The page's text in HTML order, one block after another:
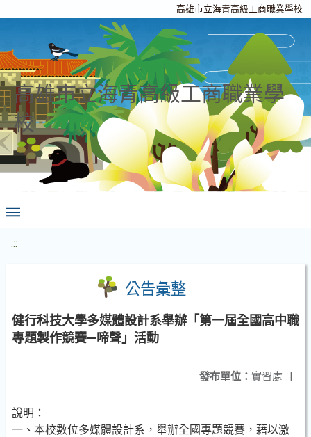
高雄市立海青高級工商職業學校
高雄市立海青高級工商職業學
校
:::
公告彙整
健行科技大學多媒體設計系舉辦「第一屆全國高中職
專題製作競賽—啼聲」活動
發布單位： 實習處 |
說明：
一、本校數位多媒體設計系，舉辦全國專題競賽，藉以激